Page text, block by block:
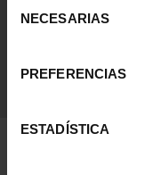
NECESARIAS
PREFERENCIAS
ESTADÍSTICA